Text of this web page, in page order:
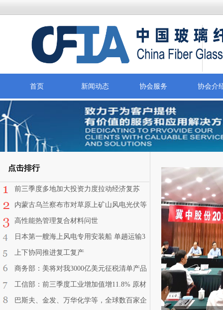
首页 新闻动态 协会服务 协会介
点击排行
前三季度多地加大投资力度拉动经济复苏
——投资在趋稳 结构待改善
内蒙古乌兰察布市对草原上矿山风电光伏等
项目限期退出
高性能热管理复合材料问世
日本第一艘海上风电专用安装船 单趟运输3
台12MW
上下协同推进复工复产
商务部：美将对我3000亿美元征税清单产品
启动排除程序
工信部：前三季度工业增加值增11.8% 原材
料制造业保持增长
巴斯夫、金发、万华化学等，全球数百家企